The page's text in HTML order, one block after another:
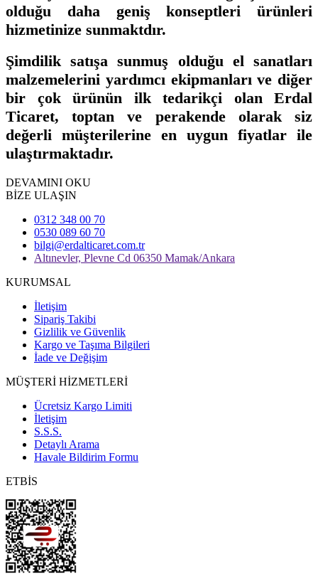
olduğu daha geniş konseptleri ürünleri
hizmetinize sunmaktdır.
Şimdilik satışa sunmuş olduğu el sanatları
malzemelerini yardımcı ekipmanları ve diğer
bir çok ürünün ilk tedarikçi olan Erdal
Ticaret, toptan ve perakende olarak siz
değerli müşterilerine en uygun fiyatlar ile
ulaştırmaktadır.
DEVAMINI OKU
BİZE ULAŞIN
0312 348 00 70
0530 089 60 70
bilgi@erdalticaret.com.tr
Altınevler, Plevne Cd 06350 Mamak/Ankara
KURUMSAL
İletişim
Sipariş Takibi
Gizlilik ve Güvenlik
Kargo ve Taşıma Bilgileri
İade ve Değişim
MÜŞTERİ HİZMETLERİ
Ücretsiz Kargo Limiti
İletişim
S.S.S.
Detaylı Arama
Havale Bildirim Formu
ETBİS